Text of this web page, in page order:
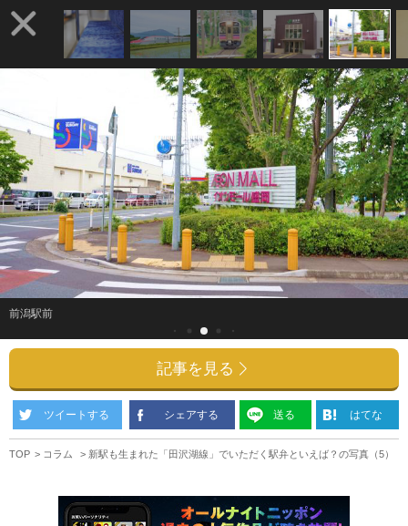
前潟駅前
記事を見る
ツイートする シェアする 送る はてな
TOP コラム 新駅も生まれた「田沢湖線」でいただく駅弁といえば？の写真（5）